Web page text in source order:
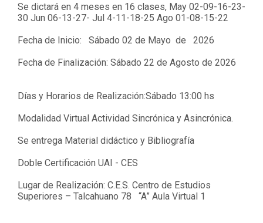
Se dictará en 4 meses en 16 clases, May 02-09-16-23-
30 Jun 06-13-27- Jul 4-11-18-25 Ago 01-08-15-22
Fecha de Inicio: Sábado 02 de Mayo de 2026
Fecha de Finalización: Sábado 22 de Agosto de 2026
Días y Horarios de Realización:Sábado 13:00 hs
Modalidad Virtual Actividad Sincrónica y Asincrónica.
Se entrega Material didáctico y Bibliografía
Doble Certificación UAI - CES
Lugar de Realización: C.E.S. Centro de Estudios
Superiores – Talcahuano 78 “A” Aula Virtual 1